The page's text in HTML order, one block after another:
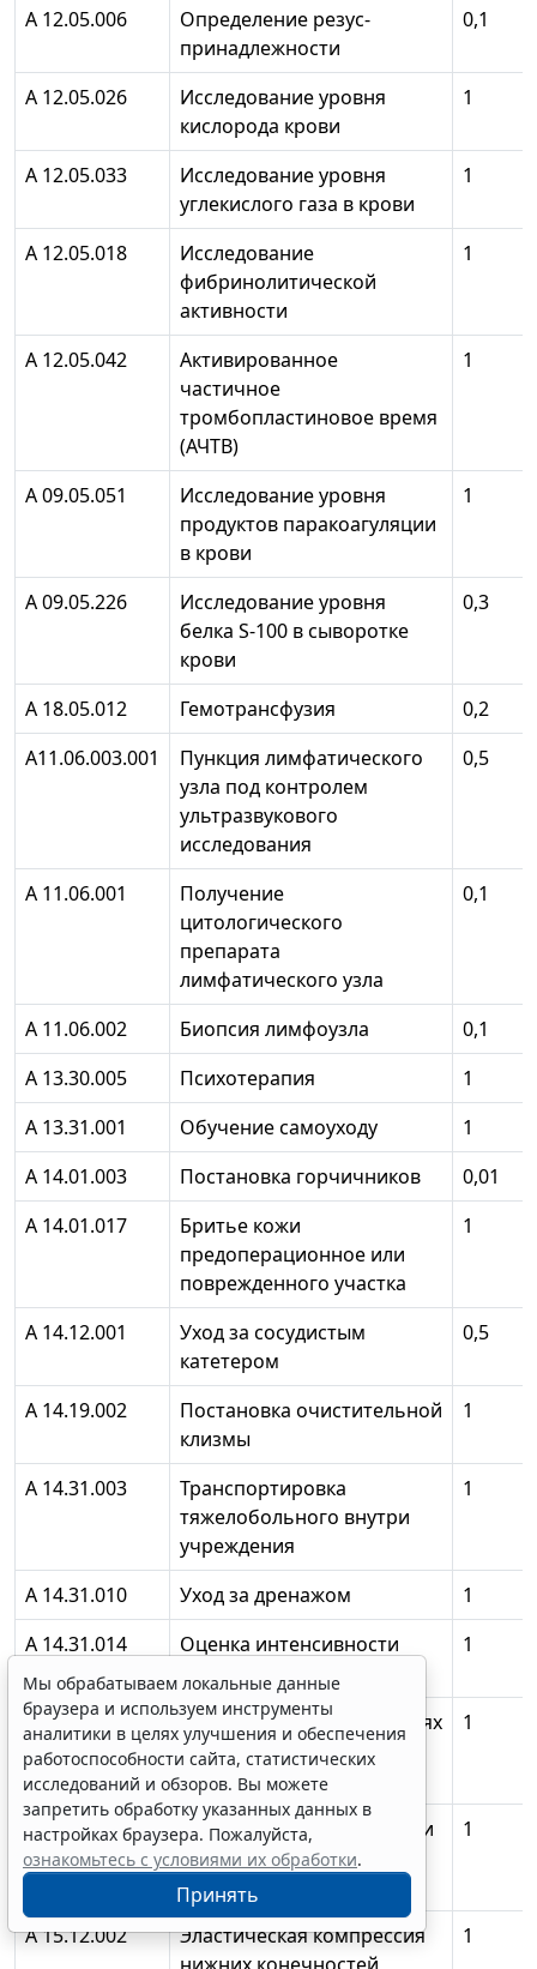
А 12.05.006
Определение резус-
принадлежности
0,1
А 12.05.026
Исследование уровня
кислорода крови
1
А 12.05.033
Исследование уровня
углекислого газа в крови
1
А 12.05.018
Исследование
фибринолитической
активности
1
А 12.05.042
Активированное
частичное
тромбопластиновое время
(АЧТВ)
1
А 09.05.051
Исследование уровня
продуктов паракоагуляции
в крови
1
А 09.05.226
Исследование уровня
белка S-100 в сыворотке
крови
0,3
А 18.05.012 Гемотрансфузия
0,2
А11.06.003.001
Пункция лимфатического
узла под контролем
ультразвукового
исследования
0,5
А 11.06.001
Получение
цитологического
препарата
лимфатического узла
0,1
А 11.06.002 Биопсия лимфоузла
0,1
А 13.30.005
Психотерапия
1
А 13.31.001
Обучение самоуходу
1
А 14.01.003
Постановка горчичников
0,01
А 14.01.017
Бритье кожи
предоперационное или
поврежденного участка
1
А 14.12.001
Уход за сосудистым
катетером
0,5
А 14.19.002
Постановка очистительной
клизмы
1
А 14.31.003
Транспортировка
тяжелобольного внутри
учреждения
1
А 14.31.010 Уход за дренажом
1
А 14.31.014
Оценка интенсивности
боли
1
А 15.01.001
Перевязки при нарушениях
целостности кожных
покровов
1
А 15.06.001
Перевязки при нарушении
целостности
лимфатической системы
1
А 15.12.002
Эластическая компрессия
1
Мы обрабатываем локальные данные
браузера и используем инструменты
аналитики в целях улучшения и обеспечения
работоспособности сайта, статистических
исследований и обзоров. Вы можете
запретить обработку указанных данных в
настройках браузера. Пожалуйста,
ознакомьтесь с условиями их обработки.
Принять